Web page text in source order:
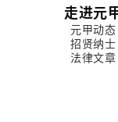
走进元
元甲动态
招贤纳士
法律文章